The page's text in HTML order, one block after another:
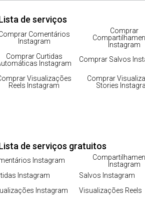
de serviços
Comentários
Instagram
Comprar
Instagram
Comprar Curtidas
Instagram
Comprar Salvos
Visualizações
Reels Instagram
Comprar
Stories
de serviços gratuitos
Instagram
Instagram
Instagram
Salvos Instagram
Instagram
Visualizações Reels
do Instagram